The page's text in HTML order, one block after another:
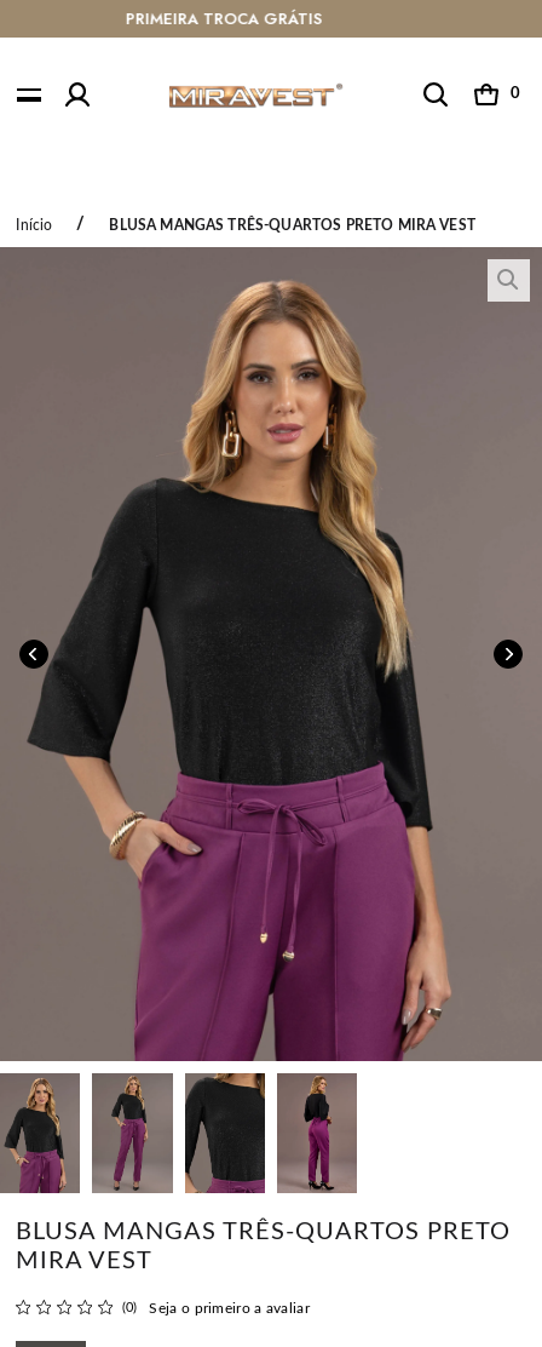
ACIMA DE R$ 399
0
Início BLUSA MANGAS TRÊS-QUARTOS PRETO MIRA VEST
BLUSA MANGAS TRÊS-QUARTOS PRETO
MIRA VEST
(0) Seja o primeiro a avaliar